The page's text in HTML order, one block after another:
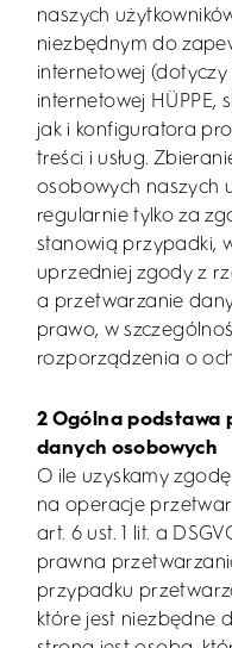
naszych
niezbędnym do
internetowej
internetowej HÜPPE,
jak i konfiguratora
treści i usług.
osobowych naszych
regularnie tylko za
stanowią przypadki,
uprzedniej zgody z
a przetwarzanie
prawo, w
rozporządzenia o
2 Ogólna podstawa
danych osobowych
O ile uzyskamy
na operacje
art. 6 ust. 1 lit. a
prawna
przypadku
które jest niezbędne